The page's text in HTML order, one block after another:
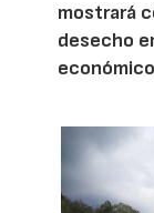
mostrará
desecho